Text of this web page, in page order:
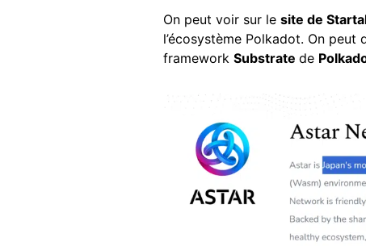
On peut voir sur le site de
l’écosystème Polkadot. On peut
framework Substrate de